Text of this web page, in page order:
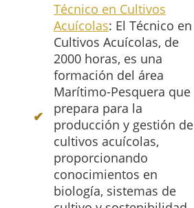
Técnico en Cultivos
Acuícolas: El Técnico en
Cultivos Acuícolas, de
2000 horas, es una
formación del área
Marítimo-Pesquera que
prepara para la
producción y gestión de
cultivos acuícolas,
proporcionando
conocimientos en
biología, sistemas de